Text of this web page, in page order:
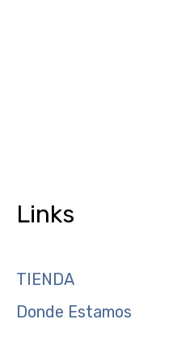
Links
TIENDA
Donde Estamos